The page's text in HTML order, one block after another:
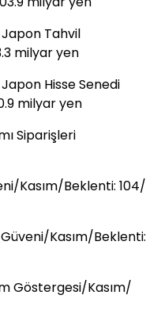
Tahvil
milyar yen
Hisse Senedi
milyar yen
Siparişleri
Kasım/Beklenti: 104/
Kasım/Beklenti:
Göstergesi/Kasım/